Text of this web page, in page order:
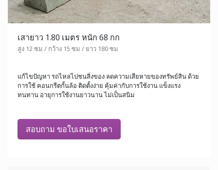
เสายาว 1.80 เมตร หนัก 68 กก
สูง 12 ซม / กว้าง 15 ซม / ยาว 180 ซม
แก้ไขปัญหา รถไหลไปชนสิ่งของ ลดความเสียหายของทรัพย์สิน ด้วย
การใช้ คอนกรีตกั้นล้อ ติดตั้งง่าย คุ้มค่ากับการใช้งาน แข็งแรง
ทนทาน อายุการใช้งานยาวนาน ไม่เป็นสนิม
สอบถาม ขอใบเสนอราคา